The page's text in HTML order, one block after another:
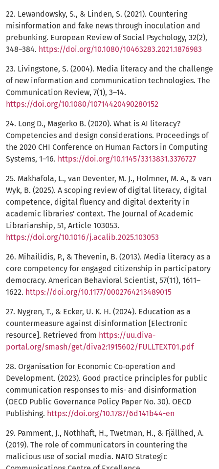
22. Lewandowsky, S., & Linden, S. (2021). Countering
misinformation and fake news through inoculation and
prebunking. European Review of Social Psychology, 32(2),
348–384. https://doi.org/10.1080/10463283.2021.1876983
23. Livingstone, S. (2004). Media literacy and the challenge
of new information and communication technologies. The
Communication Review, 7(1), 3–14.
https://doi.org/10.1080/10714420490280152
24. Long D., Magerko B. (2020). What is AI literacy?
Competencies and design considerations. Proceedings of
the 2020 CHI Conference on Human Factors in Computing
Systems, 1–16. https://doi.org/10.1145/3313831.3376727
25. Makhafola, L., van Deventer, M. J., Holmner, M. A., & van
Wyk, B. (2025). A scoping review of digital literacy, digital
competence, digital fluency and digital dexterity in
academic libraries' context. The Journal of Academic
Librarianship, 51, Article 103053.
https://doi.org/10.1016/j.acalib.2025.103053
26. Mihailidis, P., & Thevenin, B. (2013). Media literacy as a
core competency for engaged citizenship in participatory
democracy. American Behavioral Scientist, 57(11), 1611–
1622. https://doi.org/10.1177/0002764213489015
27. Nygren, T., & Ecker, U. K. H. (2024). Education as a
countermeasure against disinformation [Electronic
resource]. Retrieved from https://uu.diva-
portal.org/smash/get/diva2:1915602/FULLTEXT01.pdf
28. Organisation for Economic Co‑operation and
Development. (2023). Good practice principles for public
communication responses to mis- and disinformation
(OECD Public Governance Policy Paper No. 30). OECD
Publishing. https://doi.org/10.1787/6d141b44-en
29. Pamment, J., Nothhaft, H., Twetman, H., & Fjällhed, A.
(2019). The role of communicators in countering the
malicious use of social media. NATO Strategic